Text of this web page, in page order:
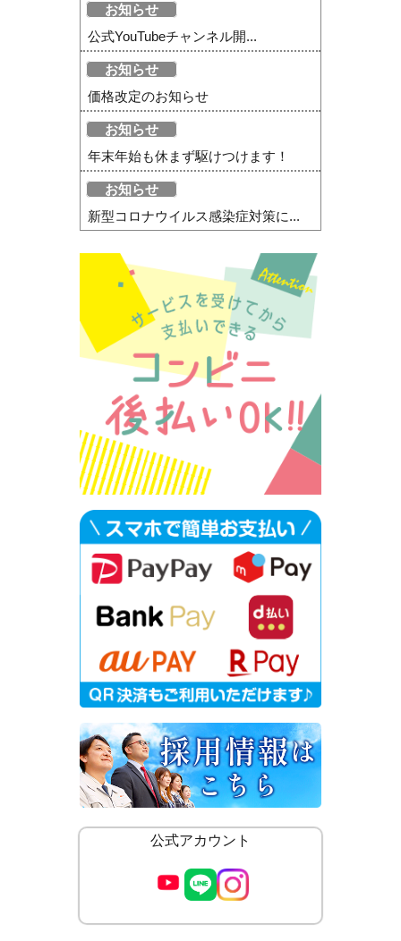
お知らせ
公式YouTubeチャンネル開...
お知らせ
価格改定のお知らせ
お知らせ
年末年始も休まず駆けつけます！
お知らせ
新型コロナウイルス感染症対策に...
公式アカウント